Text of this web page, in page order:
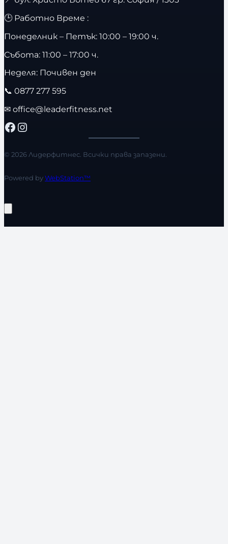
🕒 Работно Време :
Понеделник – Петък: 10:00 – 19:00 ч.
Събота: 11:00 – 17:00 ч.
Неделя: Почивен ден
📞 0877 277 595
✉ office@leaderfitness.net
Facebook Instagram
© 2026 Лидерфитнес. Всички права запазени.
Powered byWebStation™